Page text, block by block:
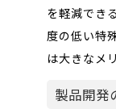
を軽減でき
度の低い特
は大きなメ
製品開発